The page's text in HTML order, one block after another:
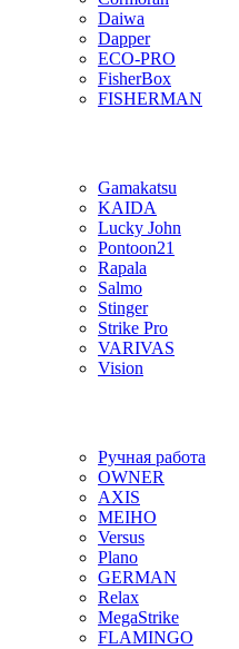
Daiwa
Dapper
ECO-PRO
FisherBox
FISHERMAN
Gamakatsu
KAIDA
Lucky John
Pontoon21
Rapala
Salmo
Stinger
Strike Pro
VARIVAS
Vision
Ручная работа
OWNER
AXIS
MEIHO
Versus
Plano
GERMAN
Relax
MegaStrike
FLAMINGO